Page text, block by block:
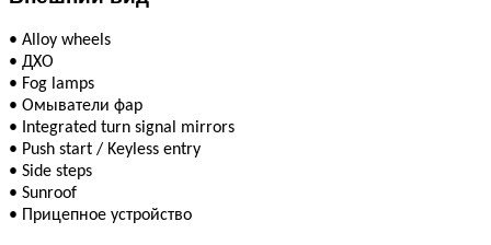
• Alloy wheels
• ДХО
• Fog lamps
• Омыватели фар
•
Integrated turn signal mirrors
• Push start / Keyless entry
• Side steps
• Sunroof
• Прицепное устройство